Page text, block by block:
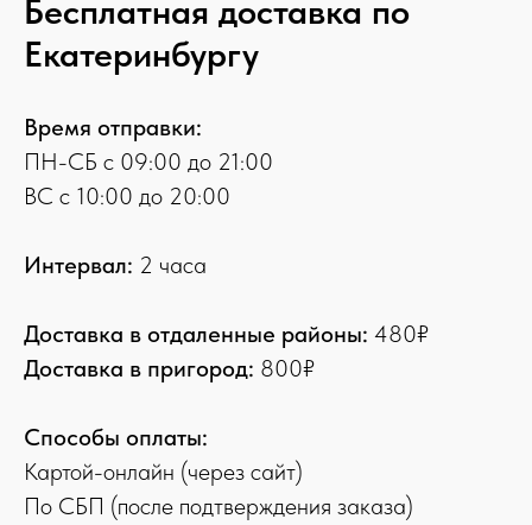
Бесплатная доставка по
Екатеринбургу
Время отправки:
ПН-СБ с 09:00 до 21:00
ВС с 10:00 до 20:00
Интервал: 2 часа
Доставка в отдаленные районы: 480₽
Доставка в пригород: 800₽
Способы оплаты:
Картой-онлайн (через сайт)
По СБП (после подтверждения заказа)